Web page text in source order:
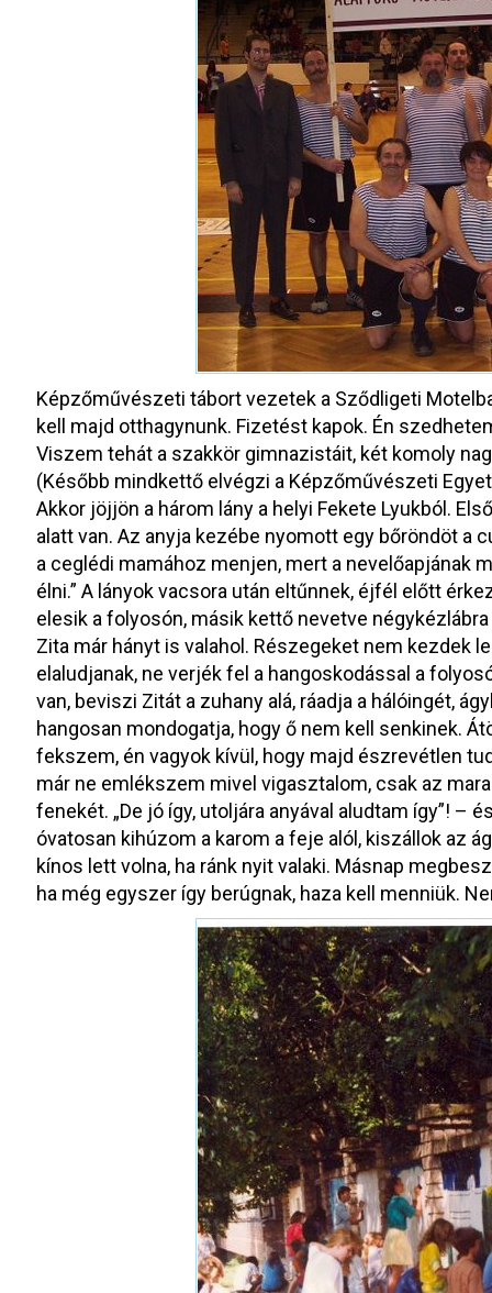
Képzőművészeti tábort vezetek a Sződligeti
kell majd otthagynunk. Fizetést kapok. Én
Viszem tehát a szakkör gimnazistáit, két komoly
(Később mindkettő elvégzi a Képzőművészeti
Akkor jöjjön a három lány a helyi Fekete Lyukból.
alatt van. Az anyja kezébe nyomott egy bőröndöt a
a ceglédi mamához menjen, mert a nevelőapjának
élni.” A lányok vacsora után eltűnnek, éjfél előtt
elesik a folyosón, másik kettő nevetve
Zita már hányt is valahol. Részegeket nem kezdek
elaludjanak, ne verjék fel a hangoskodással a
van, beviszi Zitát a zuhany alá, ráadja a hálóingét,
hangosan mondogatja, hogy ő nem kell senkinek.
fekszem, én vagyok kívül, hogy majd észrevétlen
már ne emlékszem mivel vigasztalom, csak az
fenekét. „De jó így, utoljára anyával aludtam így”! –
óvatosan kihúzom a karom a feje alól, kiszállok az
kínos lett volna, ha ránk nyit valaki. Másnap
ha még egyszer így berúgnak, haza kell menniük.